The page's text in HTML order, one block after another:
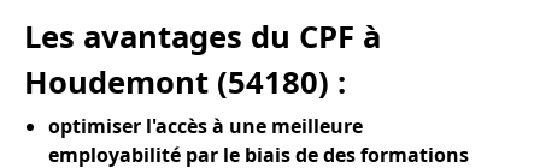
Les avantages du CPF à
Houdemont (54180) :
optimiser l'accès à une meilleure
employabilité par le biais de des formations